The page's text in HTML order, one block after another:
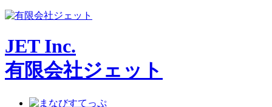
JET Inc.
有限会社ジェット